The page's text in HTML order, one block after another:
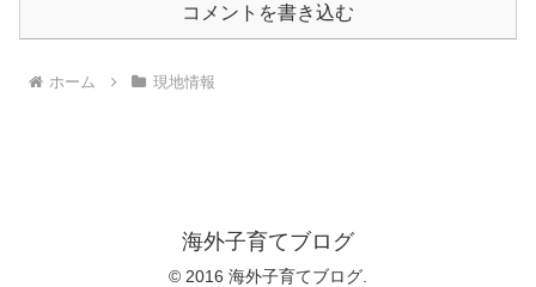
コメントを書き込む
ホーム 現地情報
海外子育てブログ
© 2016 海外子育てブログ.